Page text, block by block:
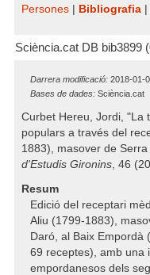
Persones
Bibliografia
Sciència.cat DB bib3899
Darrera modificació: 2018-01-
Bases de dades: Sciència.cat
Curbet Hereu, Jordi, "La
populars a través del
1883), masover de
d'Estudis Gironins, 46
Resum
Edició del receptari
Aliu (1799-1883),
Daró, al Baix Empordà (
69 receptes), amb una
empordanesos dels